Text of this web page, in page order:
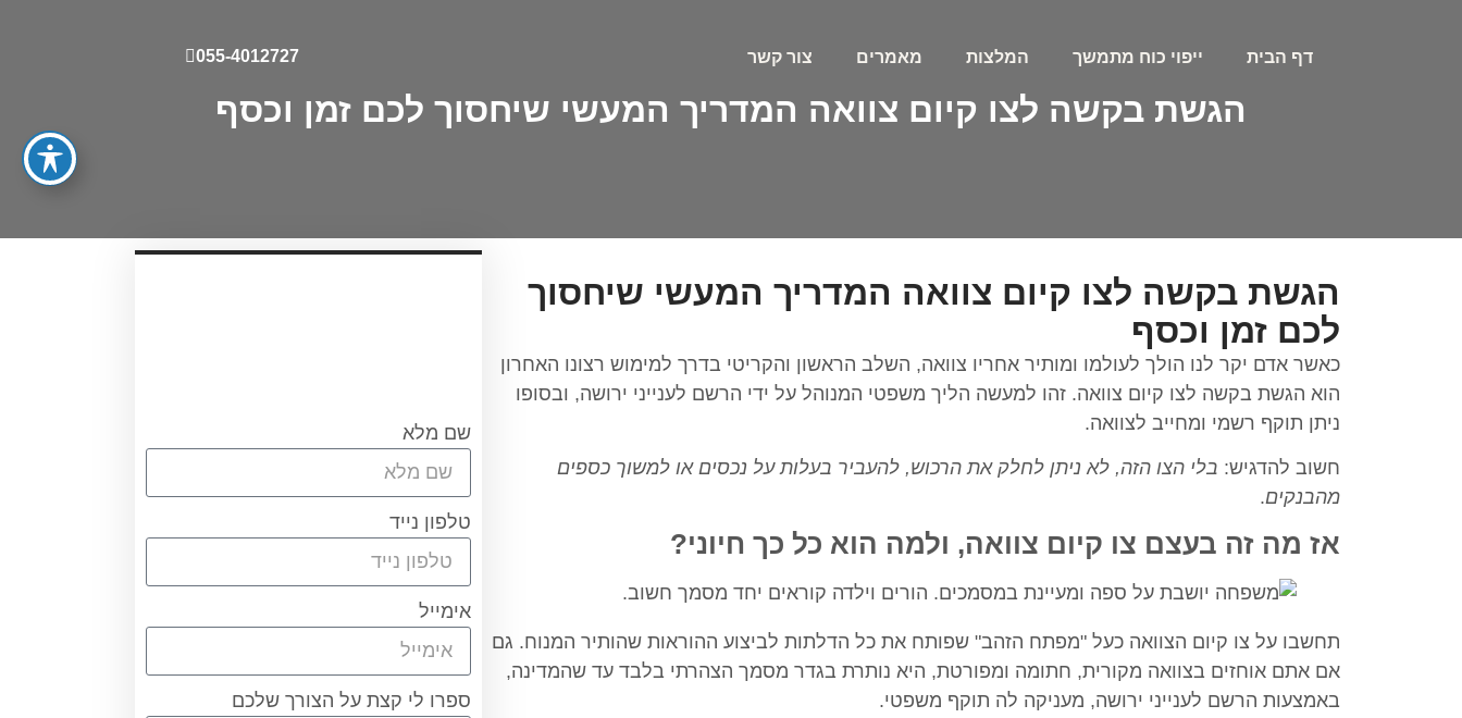
דף הבית ייפוי כוח מתמשך המלצות מאמרים צור קשר 055-4012727
הגשת בקשה לצו קיום צוואה המדריך המעשי שיחסוך לכם זמן וכסף
הגשת בקשה לצו קיום צוואה המדריך המעשי שיחסוך
לכם זמן וכסף
כאשר אדם יקר לנו הולך לעולמו ומותיר אחריו צוואה, השלב הראשון והקריטי בדרך למימוש רצונו האחרון
הוא הגשת בקשה לצו קיום צוואה. זהו למעשה הליך משפטי המנוהל על ידי הרשם לענייני ירושה, ובסופו
ניתן תוקף רשמי ומחייב לצוואה.
חשוב להדגיש: בלי הצו הזה, לא ניתן לחלק את הרכוש, להעביר בעלות על נכסים או למשוך כספים
מהבנקים.
אז מה זה בעצם צו קיום צוואה, ולמה הוא כל כך חיוני?
תחשבו על צו קיום הצוואה כעל "מפתח הזהב" שפותח את כל הדלתות לביצוע ההוראות שהותיר המנוח. גם
אם אתם אוחזים בצוואה מקורית, חתומה ומפורטת, היא נותרת בגדר מסמך הצהרתי בלבד עד שהמדינה,
באמצעות הרשם לענייני ירושה, מעניקה לה תוקף משפטי.
שם מלא
טלפון נייד
אימייל
ספרו לי קצת על הצורך שלכם